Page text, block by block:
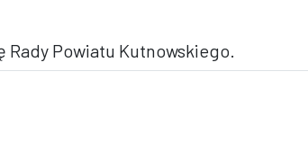
Rady Powiatu Kutnowskiego.